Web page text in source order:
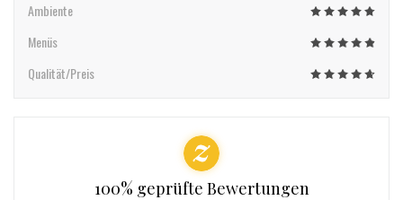
Ambiente
Menüs
Qualität/Preis
100% geprüfte Bewertungen